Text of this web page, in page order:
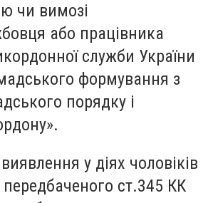
чи вимозі
або працівника
служби України
формування з
порядку і
у діях чоловіків
ст.345 КК